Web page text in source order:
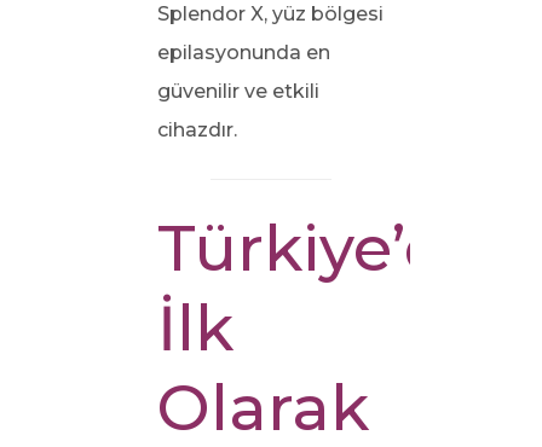
Splendor X, yüz bölgesi
epilasyonunda en
güvenilir ve etkili
cihazdır.
Türkiye’de
İlk
Olarak